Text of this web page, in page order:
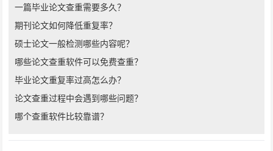
一篇毕业论文查重需要多久？
期刊论文如何降低重复率？
硕士论文一般检测哪些内容呢？
哪些论文查重软件可以免费查重？
毕业论文重复率过高怎么办？
论文查重过程中会遇到哪些问题？
哪个查重软件比较靠谱？